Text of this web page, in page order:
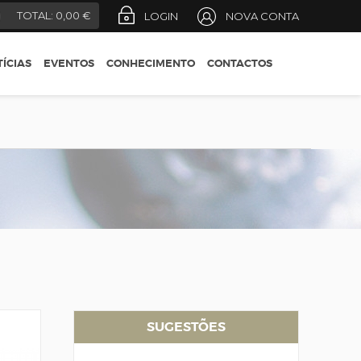
LOGIN NOVA CONTA
TOTAL: 0,00 €
EVENTOS CONHECIMENTO
REGIÕES
CONSELHOS DO
DESIGNAÇÕES OFICIAIS
CONTACTOS
SUGESTÕES